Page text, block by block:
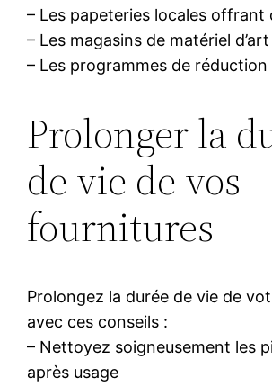
– Les papeteries locales offrant
– Les magasins de matériel d’art
– Les programmes de
Prolonger la
de vie de vos
fournitures
Prolongez la durée de vie de
avec ces conseils :
– Nettoyez soigneusement les
après usage